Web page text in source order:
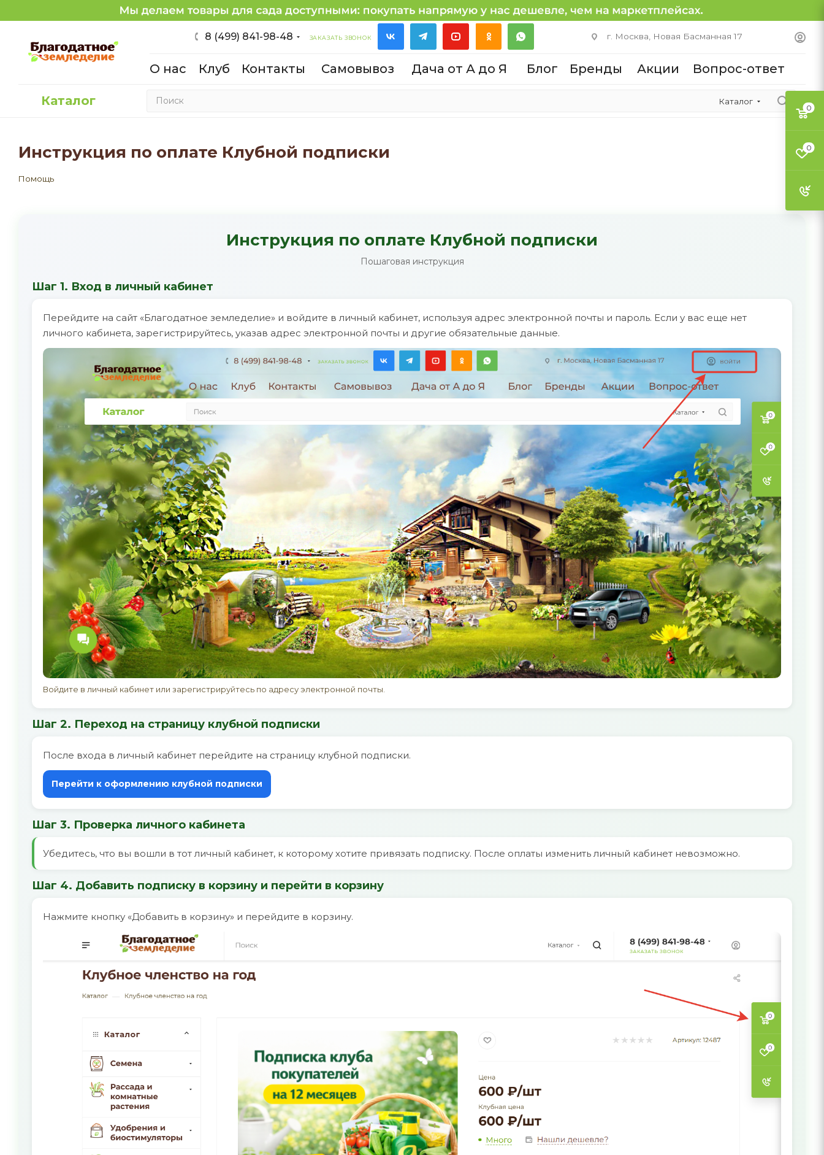
8 (499) 841-98-48 ЗАКАЗАТЬ ЗВОНОК г. Москва, Новая Басманная 17
О нас Клуб Контакты Самовывоз Дача от А до Я Блог Бренды Акции Вопрос-ответ
Каталог Каталог
Инструкция по оплате Клубной подписки
Помощь
Инструкция по оплате Клубной подписки
Пошаговая инструкция
Шаг 1. Вход в личный кабинет
Перейдите на сайт «Благодатное земледелие» и войдите в личный кабинет, используя адрес электронной почты и пароль. Если у вас еще нет
личного кабинета, зарегистрируйтесь, указав адрес электронной почты и другие обязательные данные.
Войдите в личный кабинет или зарегистрируйтесь по адресу электронной почты.
Шаг 2. Переход на страницу клубной подписки
После входа в личный кабинет перейдите на страницу клубной подписки.
Перейти к оформлению клубной подписки
Шаг 3. Проверка личного кабинета
Убедитесь, что вы вошли в тот личный кабинет, к которому хотите привязать подписку. После оплаты изменить личный кабинет невозможно.
Шаг 4. Добавить подписку в корзину и перейти в корзину
Нажмите кнопку «Добавить в корзину» и перейдите в корзину.
0
0